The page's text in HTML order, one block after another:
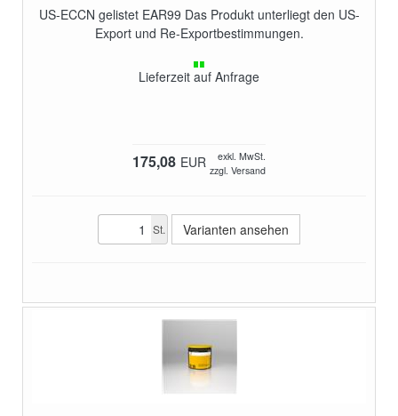
US-ECCN gelistet EAR99 Das Produkt unterliegt den US-
Export und Re-Exportbestimmungen.
Lieferzeit auf Anfrage
175,08 EUR
exkl. MwSt.
zzgl. Versand
St. Varianten ansehen